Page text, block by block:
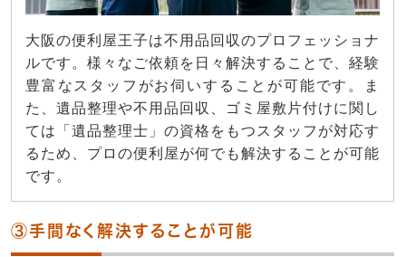
大阪の便利屋王子は不用品回収のプロフェッショナ
ルです。様々なご依頼を日々解決することで、経験
豊富なスタッフがお伺いすることが可能です。ま
た、遺品整理や不用品回収、ゴミ屋敷片付けに関し
ては「遺品整理士」の資格をもつスタッフが対応す
るため、プロの便利屋が何でも解決することが可能
です。
③手間なく解決することが可能